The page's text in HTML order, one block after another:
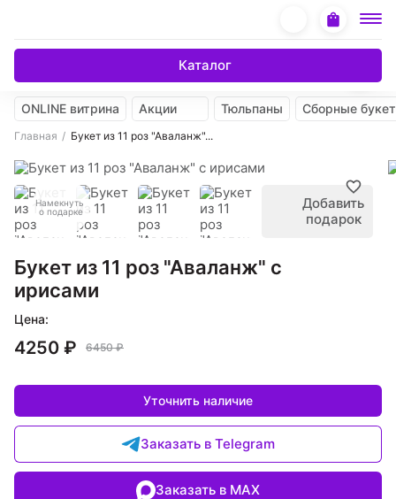
Каталог
ONLINE витрина Акции Тюльпаны Сборные
Главная Букет из 11 роз "Аваланж"...
Намекнуть
о подарке
Добавить
подарок
Букет из 11 роз "Аваланж" с
ирисами
Цена:
4250 ₽ 6450 ₽
Уточнить наличие
Заказать в Telegram
Заказать в MAX